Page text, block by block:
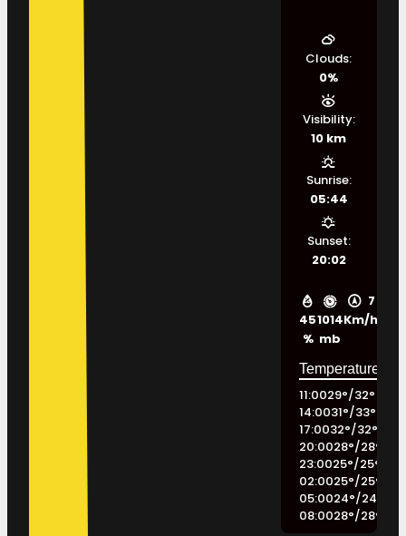
45
%
1014
mb
7
Km/h
Clouds:
0%
Visibility:
10 km
Sunrise:
05:44
Sunset:
20:02
11:0029°/32°
14:0031°/33°
17:0032°/32°
20:0028°/28°
23:0025°/25°
02:0025°/25°
05:0024°/24
08:0028°/28°